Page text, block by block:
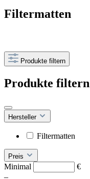
Filtermatten
Produkte filtern
Produkte filtern
Hersteller
Filtermatten
Preis
Minimal
€
–